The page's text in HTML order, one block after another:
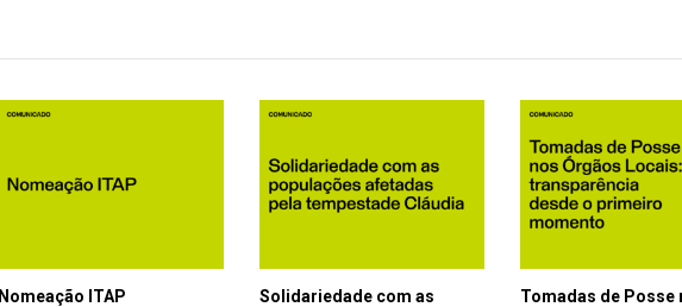
Nomeação ITAP
Solidariedade com as
Tomadas de Posse